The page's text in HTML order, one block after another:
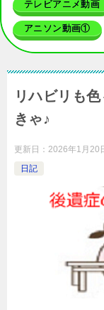
テレビアニメ動画
アニソン動画①
リハビリも
きゃ♪
更新日： 2026年1月20
日記